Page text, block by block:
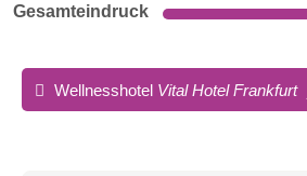
Gesamteindruck
Wellnesshotel Vital Hotel Frankfurt